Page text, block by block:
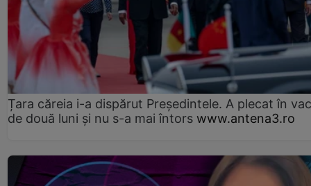
Țara căreia i-a dispărut Președintele. A plecat în
de două luni și nu s-a mai întors www.antena3.ro